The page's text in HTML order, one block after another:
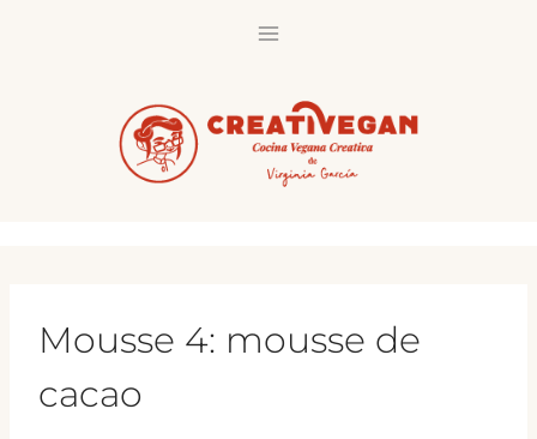
Mousse 4: mousse de
cacao